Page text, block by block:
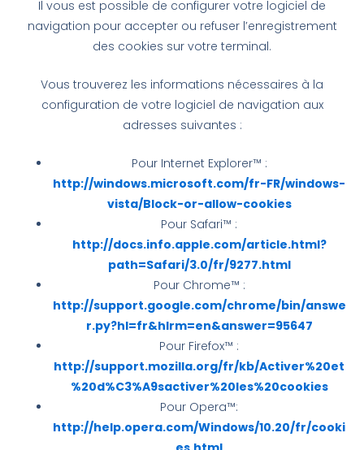
Il vous est possible de configurer votre logiciel de
navigation pour accepter ou refuser l’enregistrement
des cookies sur votre terminal.
Vous trouverez les informations nécessaires à la
configuration de votre logiciel de navigation aux
adresses suivantes :
Pour Internet Explorer™ :
http://windows.microsoft.com/fr-FR/windows-
vista/Block-or-allow-cookies
Pour Safari™ :
http://docs.info.apple.com/article.html?
path=Safari/3.0/fr/9277.html
Pour Chrome™ :
http://support.google.com/chrome/bin/answe
r.py?hl=fr&hlrm=en&answer=95647
Pour Firefox™ :
http://support.mozilla.org/fr/kb/Activer%20et
%20d%C3%A9sactiver%20les%20cookies
Pour Opera™:
http://help.opera.com/Windows/10.20/fr/cooki